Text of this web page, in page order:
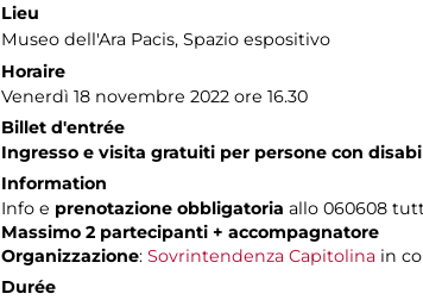
Lieu
Museo dell'Ara Pacis, Spazio espositivo
Horaire
Venerdì 18 novembre 2022 ore 16.30
Billet d'entrée
Ingresso e visita gratuiti per persone con
Information
Info e prenotazione obbligatoria allo 060608
Massimo 2 partecipanti + accompagnatore
Organizzazione: Sovrintendenza Capitolina in
Durée